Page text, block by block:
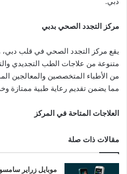
مركز التجدد الصحي بدبي
يقع مركز التجدد الصحي في قلب دبي،
متنوعة من علاجات الطب التجديدي
من الأطباء المتخصصين والمعالجين
مما يضمن تقديم رعاية طبية ممتازة
العلاجات المتاحة في المركز
مقالات ذات صلة
موبايل زراير سامسونج؛